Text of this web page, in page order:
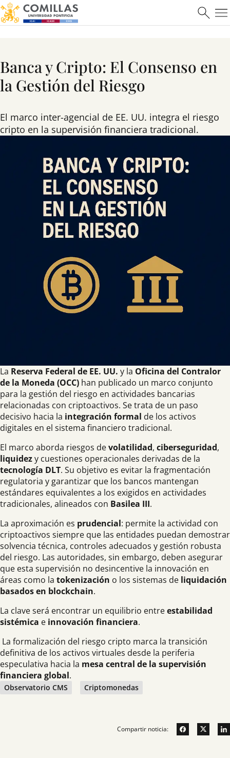
Banca y Cripto: El Consenso en
la Gestión del Riesgo
El marco inter-agencial de EE. UU. integra el riesgo
cripto en la supervisión financiera tradicional.
La Reserva Federal de EE. UU. y la Oficina del Contralor
de la Moneda (OCC) han publicado un marco conjunto
para la gestión del riesgo en actividades bancarias
relacionadas con criptoactivos. Se trata de un paso
decisivo hacia la integración formal de los activos
digitales en el sistema financiero tradicional.
El marco aborda riesgos devolatilidad, ciberseguridad,
liquidezy cuestiones operacionales derivadas de la
tecnología DLT. Su objetivo es evitar la fragmentación
regulatoria y garantizar que los bancos mantengan
estándares equivalentes a los exigidos en actividades
tradicionales, alineados con Basilea III.
La aproximación es prudencial: permite la actividad con
criptoactivos siempre que las entidades puedan demostrar
solvencia técnica, controles adecuados y gestión robusta
del riesgo. Las autoridades, sin embargo, deben asegurar
que esta supervisión no desincentive la innovación en
áreas como la tokenización o los sistemas de liquidación
basados en blockchain.
La clave será encontrar un equilibrio entreestabilidad
sistémica e innovación financiera.
La formalización del riesgo cripto marca la transición
definitiva de los activos virtuales desde la periferia
especulativa hacia la mesa central de la supervisión
financiera global.
Observatorio CMS Criptomonedas
Compartir noticia: